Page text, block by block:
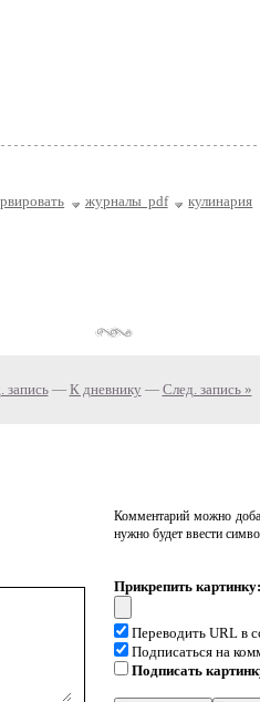
журналы pdf кулинария
запись— К дневнику — След. запись »
Комментарий можно
нужно будет ввести
Прикрепить картинку:
Переводить URL в
Подписаться на
Подписать